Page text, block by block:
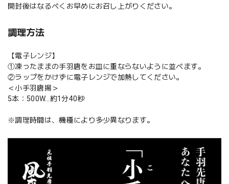
開封後はなるべくお早めにお召し上がりください。
調理方法
【電子レンジ】
①凍ったままの手羽唐をお皿に重ならないように並べます。
②ラップをかけずに電子レンジで加熱してください。
＜小手羽唐揚＞
5本：500W…約1分40秒
※調理時間は、機種により多少異なります。